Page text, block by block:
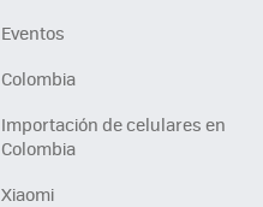
Eventos
Colombia
Importación de celulares en
Colombia
Xiaomi